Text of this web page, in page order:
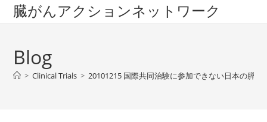
臓がんアクションネットワーク
Blog
> Clinical Trials > 20101215 国際共同治験に参加できない日本の膵が